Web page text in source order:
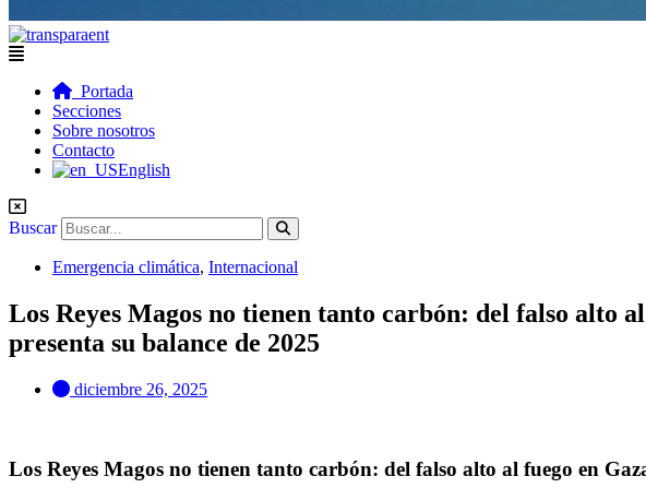
Flyout
Portada
Secciones
Sobre nosotros
Contacto
English
Buscar
Emergencia climática, Internacional
Los Reyes Magos no tienen tanto carbón: del falso alto
presenta su balance de 2025
diciembre 26, 2025
Los Reyes Magos no tienen tanto carbón: del falso alto al fuego en